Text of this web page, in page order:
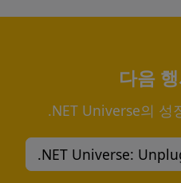
다음
.NET Universe의 성
.NET Universe: